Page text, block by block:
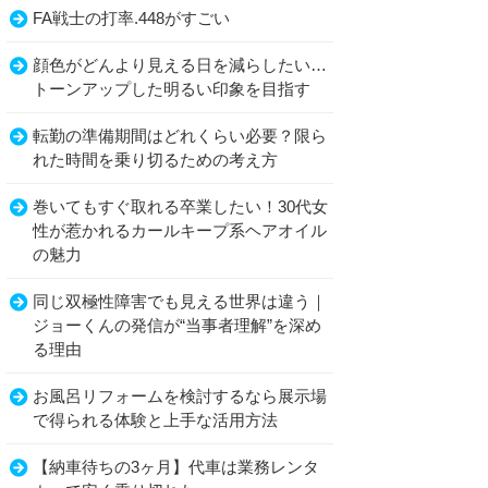
FA戦士の打率.448がすごい
顔色がどんより見える日を減らしたい…
トーンアップした明るい印象を目指す
転勤の準備期間はどれくらい必要？限ら
れた時間を乗り切るための考え方
巻いてもすぐ取れる卒業したい！30代女
性が惹かれるカールキープ系ヘアオイル
の魅力
同じ双極性障害でも見える世界は違う｜
ジョーくんの発信が“当事者理解”を深め
る理由
お風呂リフォームを検討するなら展示場
で得られる体験と上手な活用方法
【納車待ちの3ヶ月】代車は業務レンタ